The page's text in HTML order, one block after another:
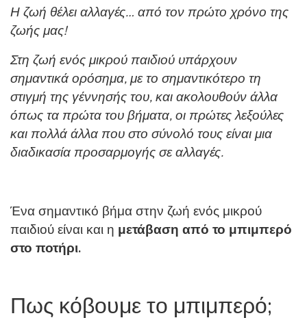
Η ζωή θέλει αλλαγές… από τον πρώτο χρόνο της
ζωής μας!
Στη ζωή ενός μικρού παιδιού υπάρχουν
σημαντικά ορόσημα, με το σημαντικότερο τη
στιγμή της γέννησής του, και ακολουθούν άλλα
όπως τα πρώτα του βήματα, οι πρώτες λεξούλες
και πολλά άλλα που στο σύνολό τους είναι μια
διαδικασία προσαρμογής σε αλλαγές.
Ένα σημαντικό βήμα στην ζωή ενός μικρού
παιδιού είναι και η μετάβαση από το μπιμπερό
στο ποτήρι.
Πως κόβουμε το μπιμπερό;